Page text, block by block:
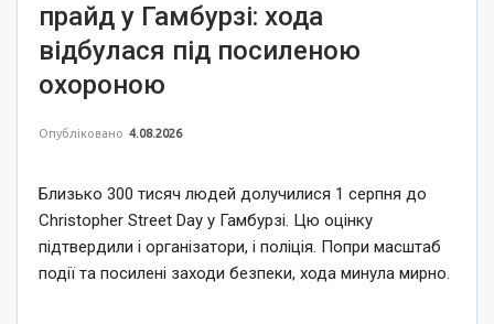
прайд у Гамбурзі: хода
відбулася під посиленою
охороною
Опубліковано 4.08.2026
Близько 300 тисяч людей долучилися 1 серпня до
Christopher Street Day у Гамбурзі. Цю оцінку
підтвердили і організатори, і поліція. Попри масштаб
події та посилені заходи безпеки, хода минула мирно.